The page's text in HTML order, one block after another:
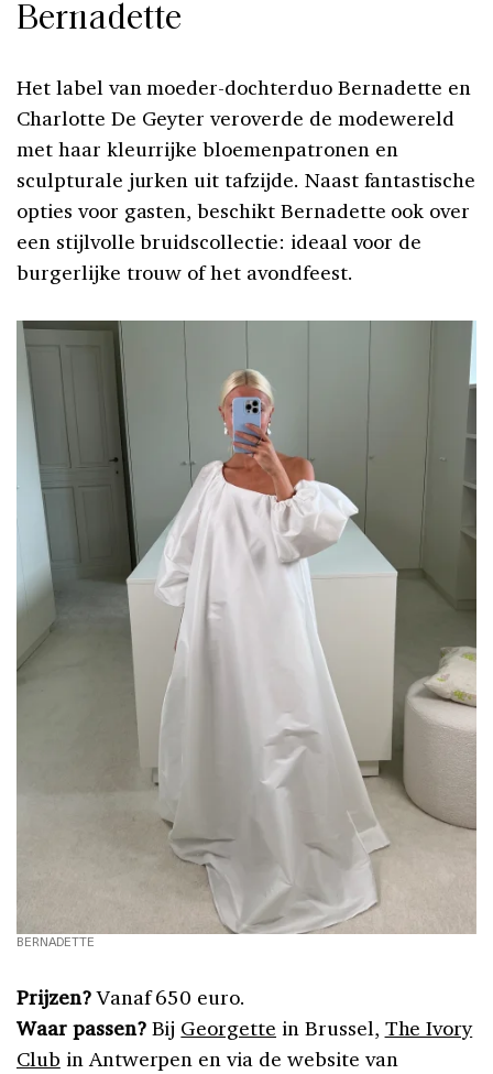
Bernadette
Het label van moeder-dochterduo Bernadette en
Charlotte De Geyter veroverde de modewereld
met haar kleurrijke bloemenpatronen en
sculpturale jurken uit tafzijde. Naast fantastische
opties voor gasten, beschikt Bernadette ook over
een stijlvolle bruidscollectie: ideaal voor de
burgerlijke trouw of het avondfeest.
BERNADETTE
Prijzen?Vanaf 650 euro.
Waar passen?Bij Georgette in Brussel, The Ivory
Club in Antwerpen en via de website van